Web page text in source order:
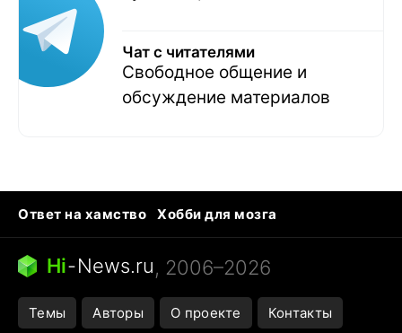
Чат с читателями
Свободное общение и
обсуждение материалов
Ответ на хамство
Хобби для мозга
Бензин 100 и 95
Тунцы в океанариуме
Следующая пандемия
Hi-News.ru, 2006–2026
Темы Авторы О проекте Контакты